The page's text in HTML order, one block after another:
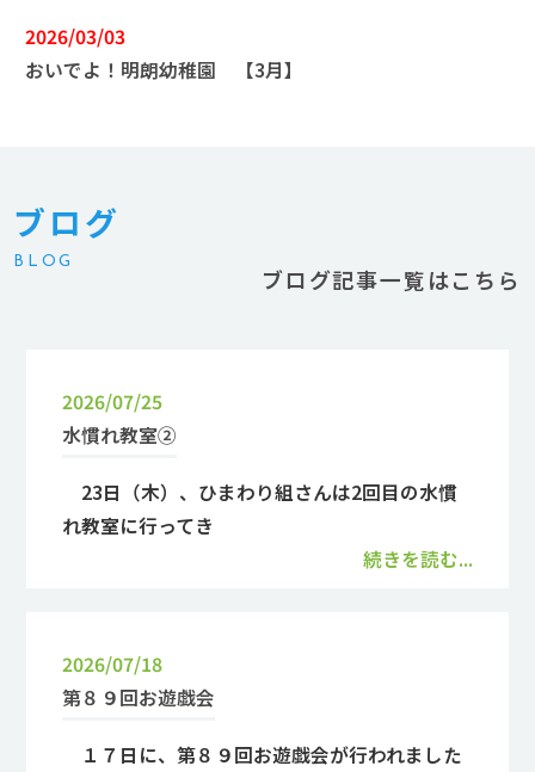
2026/03/03
おいでよ！明朗幼稚園 【3月】
ブログ
BLOG
ブログ記事一覧はこちら
2026/07/25
水慣れ教室②
23日（木）、ひまわり組さんは2回目の水慣
れ教室に行ってき
続きを読む...
2026/07/18
第８９回お遊戯会
１７日に、第８９回お遊戯会が行われました